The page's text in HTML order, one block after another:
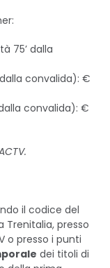
75’ dalla
convalida): €
convalida): €
il codice del
presso
o presso i punti
dei titoli di